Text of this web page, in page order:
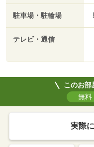
駐車場・駐輪場
テレビ・通信
このお部
無料
実際